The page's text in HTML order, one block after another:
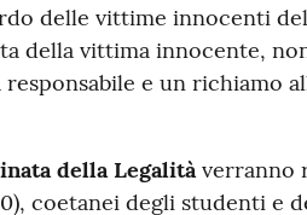
delle vittime innocenti
della vittima innocente,
e un richiamo
della Legalitàverranno
coetanei degli studenti e